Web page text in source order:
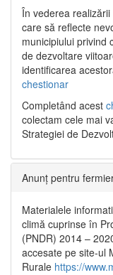
În vederea
care să reflecte
municipiului privind
de dezvoltare
identificarea
chestionar
Completând acest
colectam cele mai
Strategiei de
Anunț pentru
Materialele
climă cuprinse în
(PNDR) 2014 –
accesate pe site-ul
Rurale https://